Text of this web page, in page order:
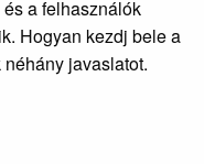
a felhasználók
Hogyan kezdj bele a
javaslatot.